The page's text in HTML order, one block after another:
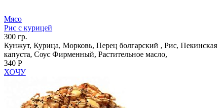
Мясо
Рис с курицей
300 гр.
Кунжут, Курица, Морковь, Перец болгарский , Рис, Пекинская
капуста, Соус Фирменный, Растительное масло,
340 Р
ХОЧУ